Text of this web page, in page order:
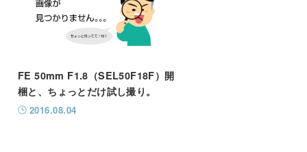
FE 50mm F1.8（SEL50F18F）開
梱と、ちょっとだけ試し撮り。
2016.08.04